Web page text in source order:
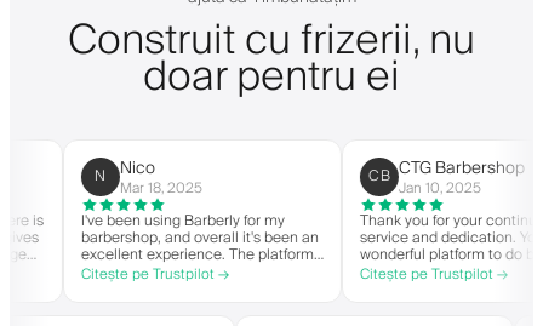
Construit cu frizerii, nu
doar pentru ei
Nico
Mar 18, 2025
I've been using Barberly for my
barbershop, and overall it's been an
excellent experience. The platform
is easy to use, reliable, and has
streamlined my booking process.
Citește pe Trustpilot →
CB CTG Barbershop
Jan 10, 2025
Thank you for your continued
service and dedication. You
wonderful platform to do
with good spirit. Thank you from
CTG Barbershop.
Citește pe Trustpilot →